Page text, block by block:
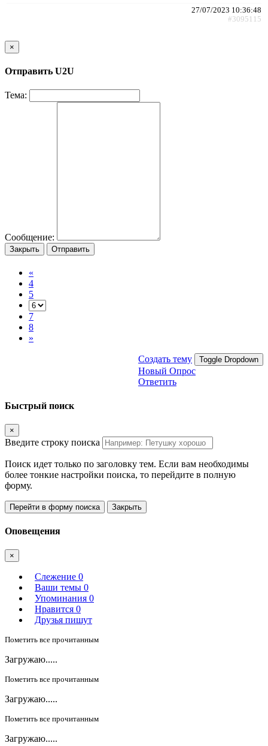
27/07/2023 10:36:48
#3095115
×
Отправить U2U
Тема:
Сообщение:
Закрыть Отправить
«
4
5
7
8
»
Создать тему Toggle Dropdown
Новый Опрос
Ответить
Быстрый поиск
×
Введите строку поиска
Поиск идет только по заголовку тем. Если вам необходимы
более тонкие настройки поиска, то перейдите в полную
форму.
Перейти в форму поиска Закрыть
Оповещения
×
Слежение 0
Ваши темы 0
Упоминания 0
Нравится 0
Друзья пишут
Пометить все прочитанным
Загружаю.....
Пометить все прочитанным
Загружаю.....
Пометить все прочитанным
Загружаю.....